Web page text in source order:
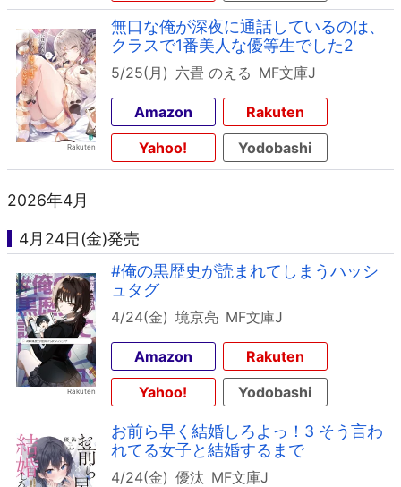
無口な俺が深夜に通話しているのは、
クラスで1番美人な優等生でした2
5/25(月) 六畳 のえる MF文庫J
Amazon
Rakuten
Yahoo!
Yodobashi
2026年4月
4月24日(金)発売
#俺の黒歴史が読まれてしまうハッシ
ュタグ
4/24(金) 境京亮 MF文庫J
Amazon
Rakuten
Yahoo!
Yodobashi
お前ら早く結婚しろよっ！3 そう言わ
れてる女子と結婚するまで
4/24(金) 優汰 MF文庫J